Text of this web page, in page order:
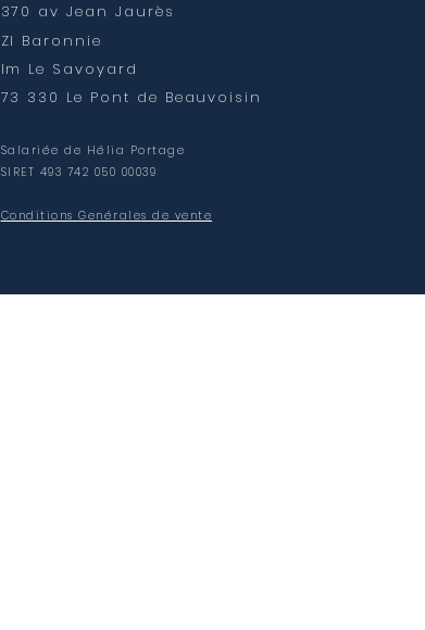
370 av Jean Jaurès
ZI Baronnie
Im Le Savoyard
73 330 Le Pont de Beauvoisin
Salariée de Hélia Portage
SIRET 493 742 050 00039
Conditions Genérales de vente